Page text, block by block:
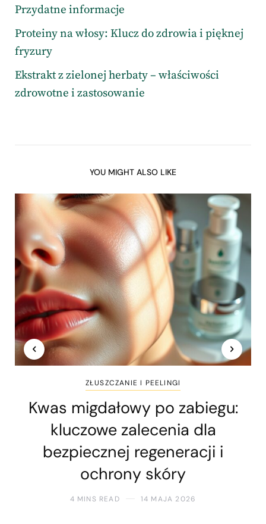
Przydatne informacje
Proteiny na włosy: Klucz do zdrowia i pięknej
fryzury
Ekstrakt z zielonej herbaty – właściwości
zdrowotne i zastosowanie
YOU MIGHT ALSO LIKE
ZŁUSZCZANIE I PEELINGI
Kwas migdałowy po zabiegu:
kluczowe zalecenia dla
bezpiecznej regeneracji i
ochrony skóry
4 MINS READ 14 MAJA 2026